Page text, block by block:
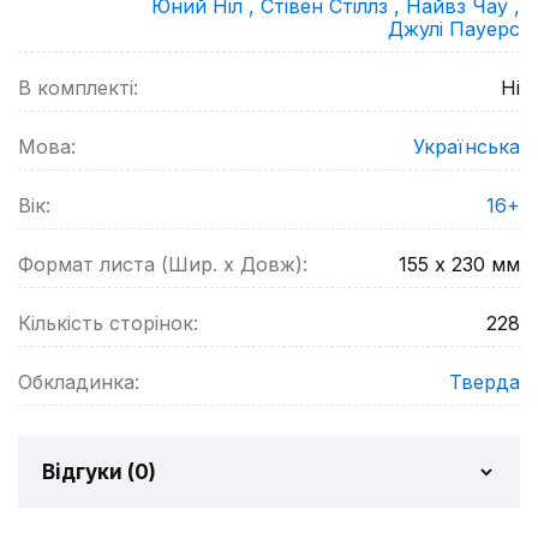
Юний Ніл , Стівен Стіллз , Найвз Чау ,
Джулі Пауерс
В комплекті: Ні
Мова: Українська
Вік: 16+
Формат листа (Шир. х Довж): 155 х 230 мм
Кількість сторінок: 228
Обкладинка: Тверда
Відгуки (0)